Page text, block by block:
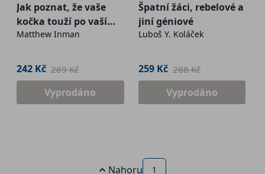
Jak poznat, že vaše
kočka touží po vaší
krvi
Matthew Inman
242 Kč 269 Kč
Vyprodáno
Špatní žáci, rebelové a
jiní géniové
Luboš Y. Koláček
259 Kč 288 Kč
Vyprodáno
Nahoru 1